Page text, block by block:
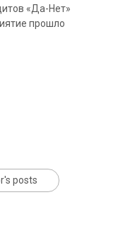
«Да-Нет»
прошло
posts